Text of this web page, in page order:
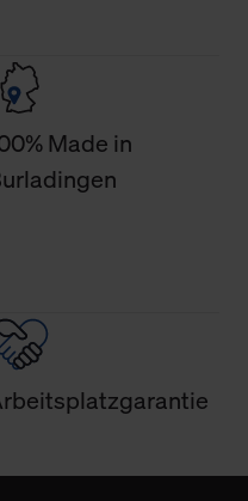
Ihrer persönlichen Daten
Made in